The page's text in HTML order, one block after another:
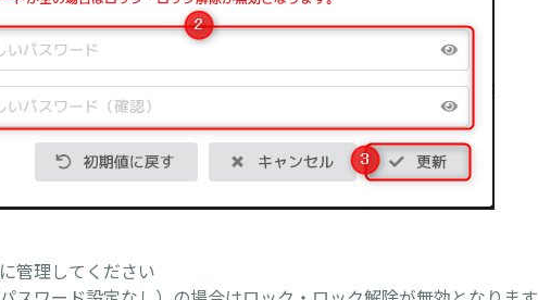
管理してください